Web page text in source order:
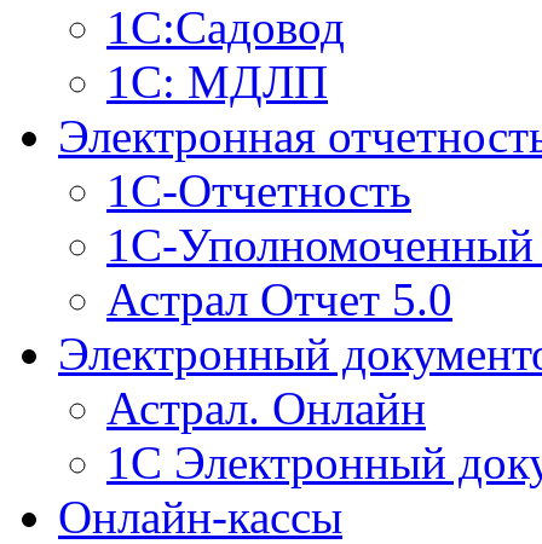
1С:Садовод
1С: МДЛП
Электронная
1С-Отчетность
1С-Уполномоченный
Астрал Отчет 5.0
Электронный
Астрал. Онлайн
1С Электронный
Онлайн-кассы